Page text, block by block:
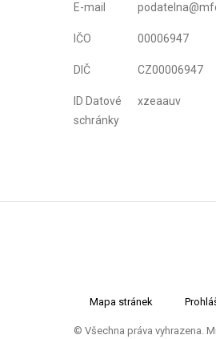
E-mail
IČO 00006947
DIČ CZ00006947
ID Datové
schránky
xzeaauv
Mapa stránek
© Všechna práva vyhrazena.